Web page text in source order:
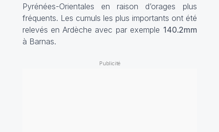
Pyrénées-Orientales en raison d’orages plus
fréquents. Les cumuls les plus importants ont été
relevés en Ardèche avec par exemple 140.2mm
à Barnas.